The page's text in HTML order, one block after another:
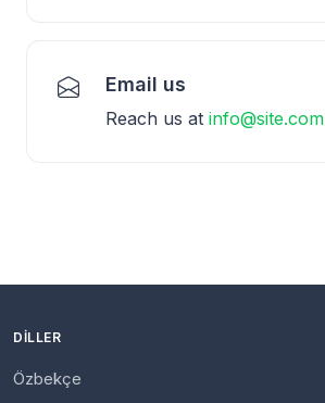
Email us
Reach us at info@site.com
DILLER
Özbekçe